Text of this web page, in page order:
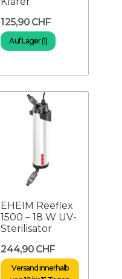
125,90 CHF
Auf Lager (1)
EHEIM Reeflex
1500 – 18 W UV-
Sterilisator
244,90 CHF
Versand innerhalb